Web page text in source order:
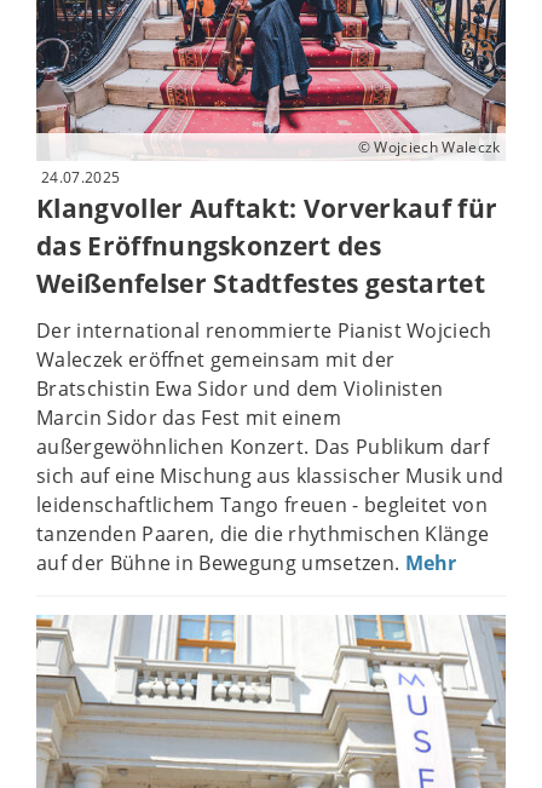
© Wojciech Waleczk
24.07.2025
Klangvoller Auftakt: Vorverkauf für
das Eröffnungskonzert des
Weißenfelser Stadtfestes gestartet
Der international renommierte Pianist Wojciech
Waleczek eröffnet gemeinsam mit der
Bratschistin Ewa Sidor und dem Violinisten
Marcin Sidor das Fest mit einem
außergewöhnlichen Konzert. Das Publikum darf
sich auf eine Mischung aus klassischer Musik und
leidenschaftlichem Tango freuen - begleitet von
tanzenden Paaren, die die rhythmischen Klänge
auf der Bühne in Bewegung umsetzen. Mehr